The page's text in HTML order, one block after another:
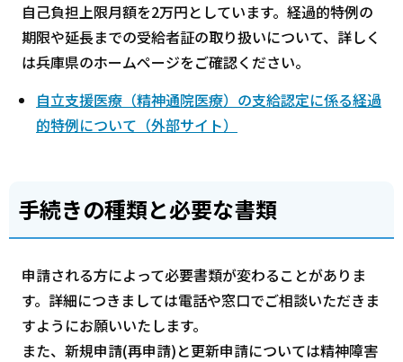
自己負担上限月額を2万円としています。経過的特例の
期限や延長までの受給者証の取り扱いについて、詳しく
は兵庫県のホームページをご確認ください。
自立支援医療（精神通院医療）の支給認定に係る経過
的特例について（外部サイト）
手続きの種類と必要な書類
申請される方によって必要書類が変わることがありま
す。詳細につきましては電話や窓口でご相談いただきま
すようにお願いいたします。
また、新規申請(再申請)と更新申請については精神障害